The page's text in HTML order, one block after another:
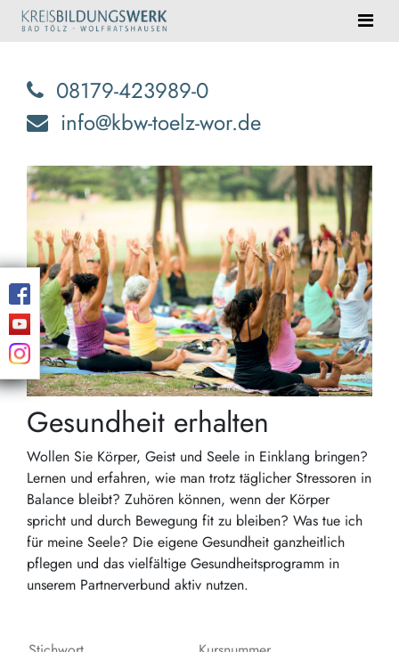
08179-423989-0
info@kbw-toelz-wor.de
Gesundheit erhalten
Wollen Sie Körper, Geist und Seele in Einklang bringen?
Lernen und erfahren, wie man trotz täglicher Stressoren in
Balance bleibt? Zuhören können, wenn der Körper
spricht und durch Bewegung fit zu bleiben? Was tue ich
für meine Seele? Die eigene Gesundheit ganzheitlich
pflegen und das vielfältige Gesundheitsprogramm in
unserem Partnerverbund aktiv nutzen.